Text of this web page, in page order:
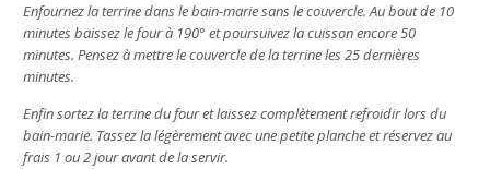
Enfournez la terrine dans le bain-marie sans le couvercle. Au bout de 10
minutes baissez le four à 190° et poursuivez la cuisson encore 50
minutes. Pensez à mettre le couvercle de la terrine les 25 dernières
minutes.
Enfin sortez la terrine du four et laissez complètement refroidir lors du
bain-marie. Tassez la légèrement avec une petite planche et réservez au
frais 1 ou 2 jour avant de la servir.